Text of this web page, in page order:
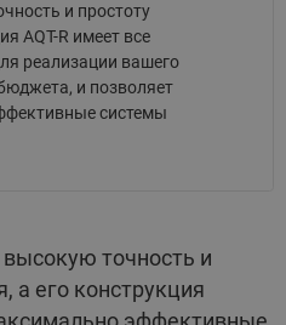
и простоту
AQT-R имеет все
реализации вашего
и позволяет
системы
регулирующем клапане
обеспечивая полный
ограничение расхода.
высокую точность и
а его конструкция